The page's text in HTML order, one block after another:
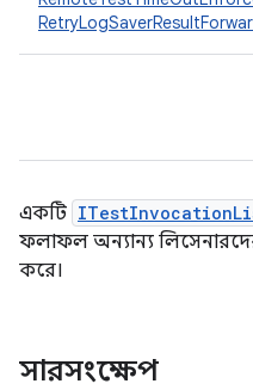
একটি
ফলাফল অন্যান্য
করে।
সারসংক্ষেপ